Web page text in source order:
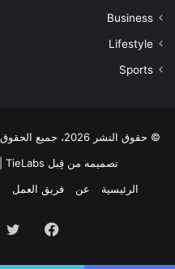
Business
Lifestyle
Sports
© حقوق النشر 2026، جميع الحقوق محفوظة |
تصميمه من قِبل TieLabs
الرئيسية
عن فريق العمل
فيسبوك